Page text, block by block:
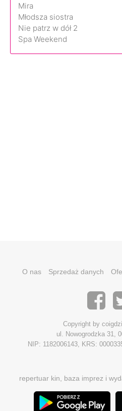
Mira
Młodsza siostra
Nie patrz w dół 2
Spa Weekend
O nas Sprzedaż danych
Copyright by
ul. Nowogrodzka 31,
NIP: 1182006143, KRS:
repertuar kin, baza imprez i